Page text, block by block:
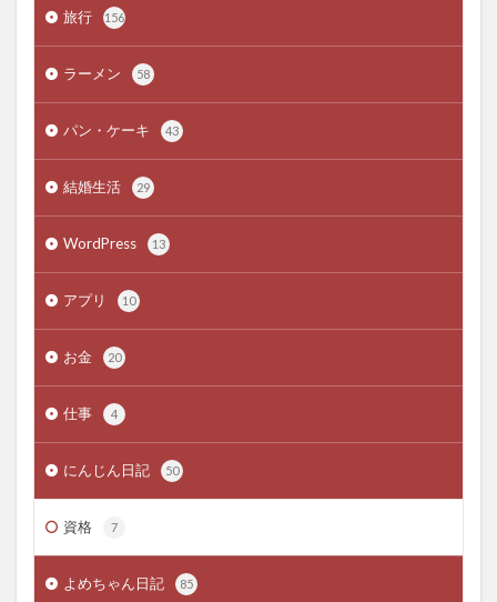
旅行 156
ラーメン 58
パン・ケーキ 43
結婚生活 29
WordPress 13
アプリ 10
お金 20
仕事 4
にんじん日記 50
資格 7
よめちゃん日記 85